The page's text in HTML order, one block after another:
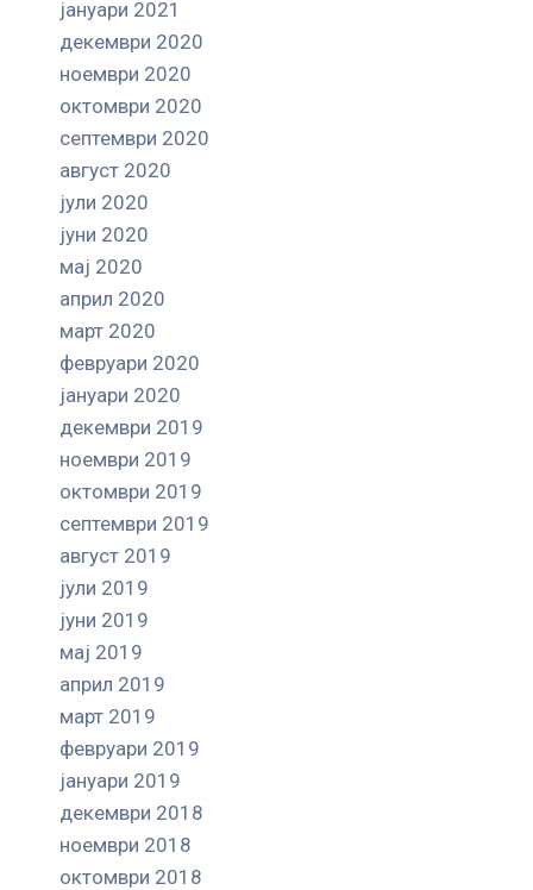
јануари 2021
декември 2020
ноември 2020
октомври 2020
септември 2020
август 2020
јули 2020
јуни 2020
мај 2020
април 2020
март 2020
февруари 2020
јануари 2020
декември 2019
ноември 2019
октомври 2019
септември 2019
август 2019
јули 2019
јуни 2019
мај 2019
април 2019
март 2019
февруари 2019
јануари 2019
декември 2018
ноември 2018
октомври 2018